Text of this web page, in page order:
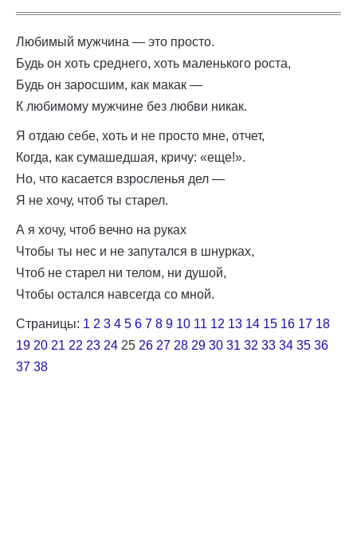
Любимый мужчина — это просто.
Будь он хоть среднего, хоть маленького роста,
Будь он заросшим, как макак —
К любимому мужчине без любви никак.
Я отдаю себе, хоть и не просто мне, отчет,
Когда, как сумашедшая, кричу: «еще!».
Но, что касается взросленья дел —
Я не хочу, чтоб ты старел.
А я хочу, чтоб вечно на руках
Чтобы ты нес и не запутался в шнурках,
Чтоб не старел ни телом, ни душой,
Чтобы остался навсегда со мной.
Страницы: 1 2 3 4 5 6 7 8 9 10 11 12 13 14 15 16 17 18
19 20 21 22 23 24 25 26 27 28 29 30 31 32 33 34 35 36
37 38